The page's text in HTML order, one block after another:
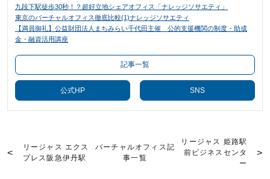
九段下駅徒歩30秒！？超好立地シェアオフィス「ナレッジソサエティ」
東京のバーチャルオフィス徹底比較(1)ナレッジソサエティ
【満員御礼】公益財団法人まちみらい千代田主催 公的支援機関の制度・助成
金・融資活用講座
記事一覧
公式HP SNS
リージャス エクス
プレス阪急伊丹駅
バーチャルオフィス記
事一覧
リージャス 姫路駅
前ビジネスセンタ
ー